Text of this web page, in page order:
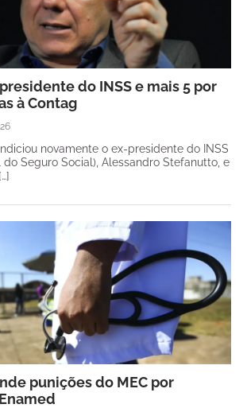
do INSS e mais 5 por
à Contag
novamente o ex-presidente do INSS
Seguro Social), Alessandro Stefanutto, e
punições do MEC por